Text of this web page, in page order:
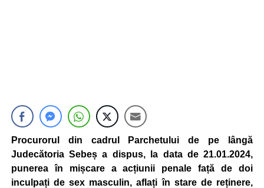
Procurorul din cadrul Parchetului de pe lângă
Judecătoria Sebeș a dispus, la data de 21.01.2024,
punerea în mișcare a acțiunii penale față de doi
inculpați de sex masculin, aflați în stare de reținere,